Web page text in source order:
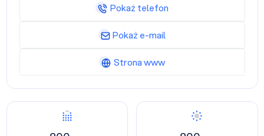
Pokaż telefon
Pokaż e-mail
Strona www